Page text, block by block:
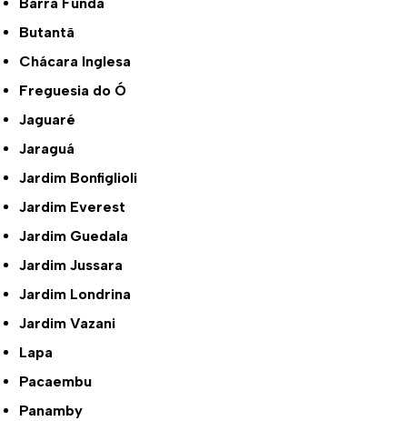
Butantã
Chácara Inglesa
Freguesia do Ó
Jaguaré
Jaraguá
Jardim Bonfiglioli
Jardim Everest
Jardim Guedala
Jardim Jussara
Jardim Londrina
Jardim Vazani
Lapa
Pacaembu
Panamby